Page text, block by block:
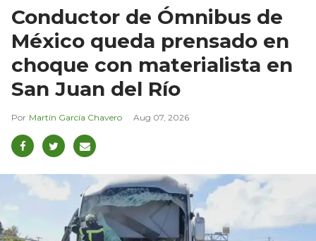
Conductor de Ómnibus de
México queda prensado en
choque con materialista en
San Juan del Río
Martín García Chavero Aug 07, 2026